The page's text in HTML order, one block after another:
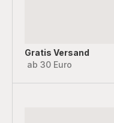
Gratis Versand
ab 30 Euro